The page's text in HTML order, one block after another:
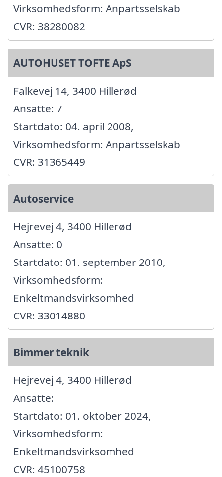
Virksomhedsform: Anpartsselskab
CVR: 38280082
AUTOHUSET TOFTE ApS
Falkevej 14, 3400 Hillerød
Ansatte: 7
Startdato: 04. april 2008,
Virksomhedsform: Anpartsselskab
CVR: 31365449
Autoservice
Hejrevej 4, 3400 Hillerød
Ansatte: 0
Startdato: 01. september 2010,
Virksomhedsform:
Enkeltmandsvirksomhed
CVR: 33014880
Bimmer teknik
Hejrevej 4, 3400 Hillerød
Ansatte:
Startdato: 01. oktober 2024,
Virksomhedsform:
Enkeltmandsvirksomhed
CVR: 45100758